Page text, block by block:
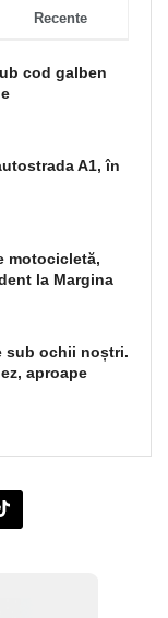
Recente
cod galben
A1, în
motocicletă,
la Margina
sub ochii noștri.
aproape